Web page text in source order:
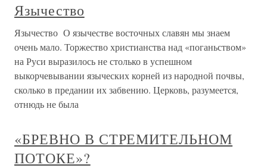
Язычество
Язычество О язычестве восточных славян мы знаем
очень мало. Торжество христианства над «поганьством»
на Руси выразилось не столько в успешном
выкорчевывании языческих корней из народной почвы,
сколько в предании их забвению. Церковь, разумеется,
отнюдь не была
«БРЕВНО В СТРЕМИТЕЛЬНОМ
ПОТОКЕ»?